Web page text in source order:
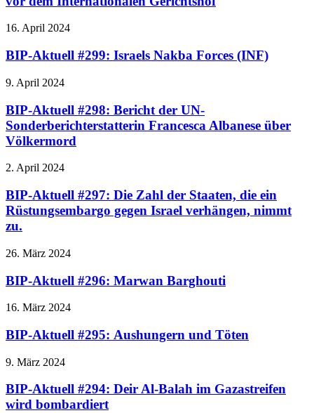
16. April 2024
BIP-Aktuell #299: Israels Nakba Forces (INF)
9. April 2024
BIP-Aktuell #298: Bericht der UN-
Sonderberichterstatterin Francesca Albanese über
Völkermord
2. April 2024
BIP-Aktuell #297: Die Zahl der Staaten, die ein
Rüstungsembargo gegen Israel verhängen, nimmt
zu.
26. März 2024
BIP-Aktuell #296: Marwan Barghouti
16. März 2024
BIP-Aktuell #295: Aushungern und Töten
9. März 2024
BIP-Aktuell #294: Deir Al-Balah im Gazastreifen
wird bombardiert